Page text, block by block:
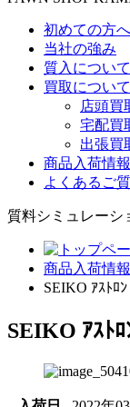
初めての方へ
当社の強み
質入について
買取について
店頭買
宅配買
出張買
商品入荷情報
よくあるご
質料シミュレーシ
商品入荷情報
SEIKO ｱｽﾄ
SEIKO ｱｽﾄ